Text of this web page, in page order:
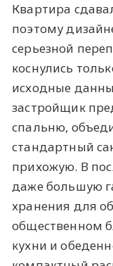
Квартира
поэтому
серьезной
коснулись
исходные
застройщик
спальню,
стандартный
прихожую. В
даже большую
хранения для
общественном
кухни и